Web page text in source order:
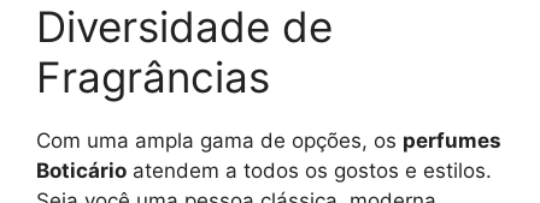
Diversidade de
Fragrâncias
Com uma ampla gama de opções, os perfumes
Boticário atendem a todos os gostos e estilos.